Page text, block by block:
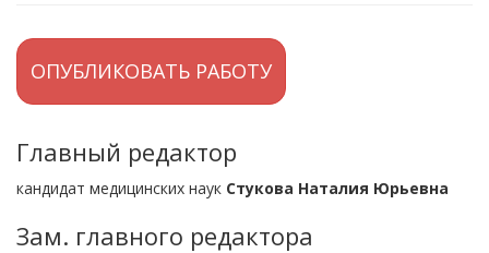
ОПУБЛИКОВАТЬ РАБОТУ
Главный редактор
кандидат медицинских наук Стукова Наталия Юрьевна
Зам. главного редактора